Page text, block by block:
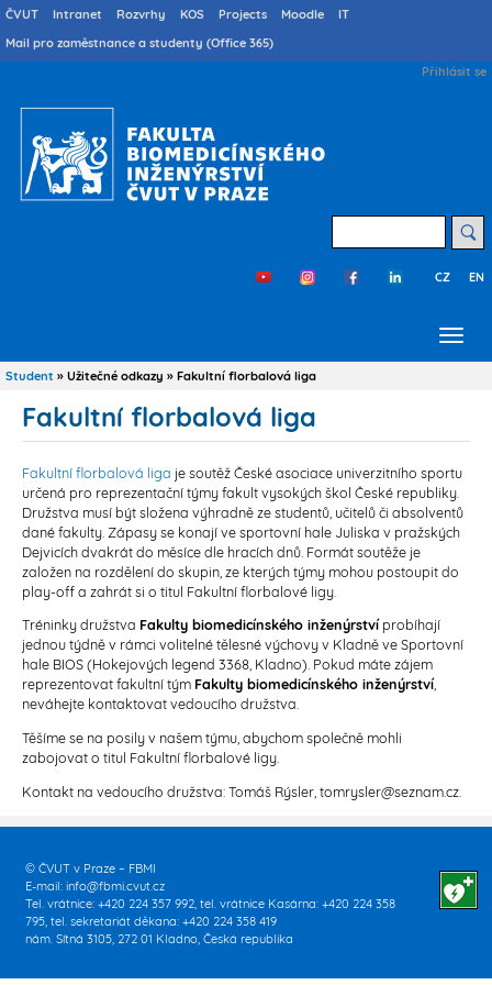
Přejít
k
hlavnímu
Druhé
menu
ČVUT Intranet Rozvrhy KOS Projects Moodle
IT
Mail pro zaměstnance a studenty (Office 365)
User
Přihlásit se
Třetí
CZ EN
Drobečková
Student Užitečné odkazy Fakultní florbalová liga
Fakultní florbalová liga
Fakultní florbalová liga je soutěž České asociace univerzitního sportu
určená pro reprezentační týmy fakult vysokých škol České republiky.
Družstva musí být složena výhradně ze studentů, učitelů či absolventů
dané fakulty. Zápasy se konají ve sportovní hale Juliska v pražských
Dejvicích dvakrát do měsíce dle hracích dnů. Formát soutěže je
založen na rozdělení do skupin, ze kterých týmy mohou postoupit do
play-off a zahrát si o titul Fakultní florbalové ligy.
Tréninky družstva Fakulty biomedicínského inženýrstvíprobíhají
jednou týdně v rámci volitelné tělesné výchovy v Kladně ve Sportovní
hale BIOS (Hokejových legend 3368, Kladno). Pokud máte zájem
reprezentovat fakultní tým Fakulty biomedicínského inženýrství,
neváhejte kontaktovat vedoucího družstva.
Těšíme se na posily v našem týmu, abychom společně mohli
zabojovat o titul Fakultní florbalové ligy.
Kontakt na vedoucího družstva: Tomáš Rýsler, tomrysler@seznam.cz.
© ČVUT v Praze – FBMI
E-mail: info@fbmi.cvut.cz
Tel. vrátnice: +420 224 357 992, tel. vrátnice Kasárna: +420 224 358
795, tel. sekretariát děkana: +420 224 358 419
nám. Sítná 3105, 272 01 Kladno, Česká republika